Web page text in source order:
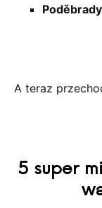
Poděbrady
A teraz
5 super